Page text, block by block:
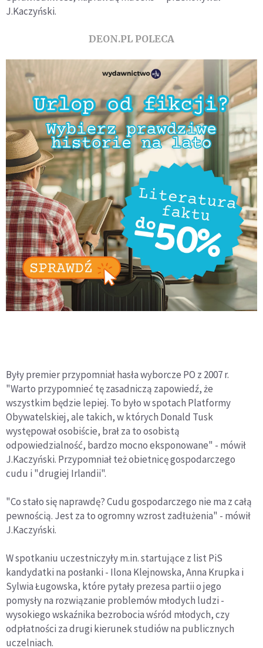
J.Kaczyński.
DEON.PL POLECA
Były premier przypomniał hasła wyborcze PO z 2007 r.
"Warto przypomnieć tę zasadniczą zapowiedź, że
wszystkim będzie lepiej. To było w spotach Platformy
Obywatelskiej, ale takich, w których Donald Tusk
występował osobiście, brał za to osobistą
odpowiedzialność, bardzo mocno eksponowane" - mówił
J.Kaczyński. Przypomniał też obietnicę gospodarczego
cudu i "drugiej Irlandii".
"Co stało się naprawdę? Cudu gospodarczego nie ma z całą
pewnością. Jest za to ogromny wzrost zadłużenia" - mówił
J.Kaczyński.
W spotkaniu uczestniczyły m.in. startujące z list PiS
kandydatki na posłanki - Ilona Klejnowska, Anna Krupka i
Sylwia Ługowska, które pytały prezesa partii o jego
pomysły na rozwiązanie problemów młodych ludzi -
wysokiego wskaźnika bezrobocia wśród młodych, czy
odpłatności za drugi kierunek studiów na publicznych
uczelniach.